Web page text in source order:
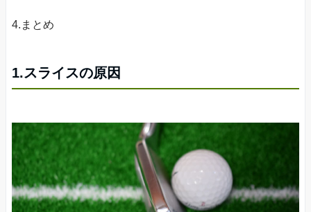
4.まとめ
1.スライスの原因